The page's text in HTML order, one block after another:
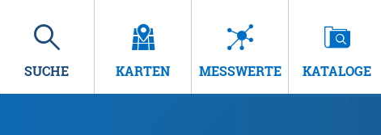
SUCHE KARTEN MESSWERTE KATALOGE